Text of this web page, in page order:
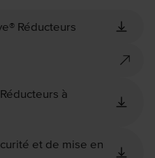
Réducteurs
à
et de mise en